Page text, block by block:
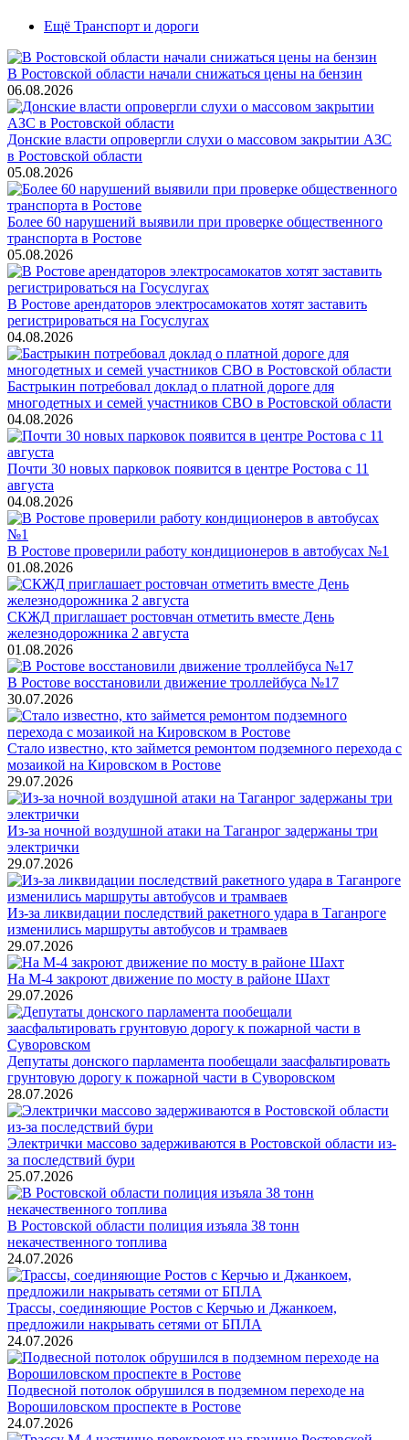
Ещё Транспорт и дороги
В Ростовской области начали снижаться цены на бензин
06.08.2026
Донские власти опровергли слухи о массовом закрытии АЗС
в Ростовской области
05.08.2026
Более 60 нарушений выявили при проверке общественного
транспорта в Ростове
05.08.2026
В Ростове арендаторов электросамокатов хотят заставить
регистрироваться на Госуслугах
04.08.2026
Бастрыкин потребовал доклад о платной дороге для
многодетных и семей участников СВО в Ростовской области
04.08.2026
Почти 30 новых парковок появится в центре Ростова с 11
августа
04.08.2026
В Ростове проверили работу кондиционеров в автобусах №1
01.08.2026
СКЖД приглашает ростовчан отметить вместе День
железнодорожника 2 августа
01.08.2026
В Ростове восстановили движение троллейбуса №17
30.07.2026
Стало известно, кто займется ремонтом подземного перехода с
мозаикой на Кировском в Ростове
29.07.2026
Из-за ночной воздушной атаки на Таганрог задержаны три
электрички
29.07.2026
Из-за ликвидации последствий ракетного удара в Таганроге
изменились маршруты автобусов и трамваев
29.07.2026
На М-4 закроют движение по мосту в районе Шахт
29.07.2026
Депутаты донского парламента пообещали заасфальтировать
грунтовую дорогу к пожарной части в Суворовском
28.07.2026
Электрички массово задерживаются в Ростовской области из-
за последствий бури
25.07.2026
В Ростовской области полиция изъяла 38 тонн
некачественного топлива
24.07.2026
Трассы, соединяющие Ростов с Керчью и Джанкоем,
предложили накрывать сетями от БПЛА
24.07.2026
Подвесной потолок обрушился в подземном переходе на
Ворошиловском проспекте в Ростове
24.07.2026